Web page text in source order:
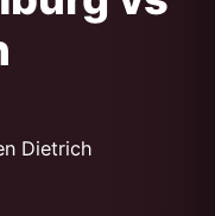
Dietrich